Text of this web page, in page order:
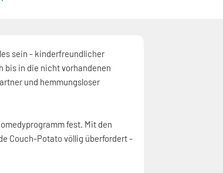
sein - kinderfreundlicher
bis in die nicht vorhandenen
und hemmungsloser
fest. Mit den
Couch-Potato völlig überfordert -